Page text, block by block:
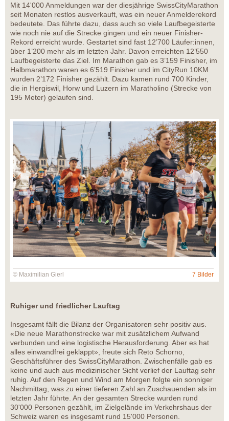
Mit 14'000 Anmeldungen war der diesjährige SwissCityMarathon
seit Monaten restlos ausverkauft, was ein neuer Anmelderekord
bedeutete. Das führte dazu, dass auch so viele Laufbegeisterte
wie noch nie auf die Strecke gingen und ein neuer Finisher-
Rekord erreicht wurde. Gestartet sind fast 12’700 Läufer:innen,
über 1’200 mehr als im letzten Jahr. Davon erreichten 12’550
Laufbegeisterte das Ziel. Im Marathon gab es 3’159 Finisher, im
Halbmarathon waren es 6’519 Finisher und im CityRun 10KM
wurden 2’172 Finisher gezählt. Dazu kamen rund 700 Kinder,
die in Hergiswil, Horw und Luzern im Maratholino (Strecke von
195 Meter) gelaufen sind.
© Maximilian Gierl 7 Bilder
Ruhiger und friedlicher Lauftag
Insgesamt fällt die Bilanz der Organisatoren sehr positiv aus.
«Die neue Marathonstrecke war mit zusätzlichem Aufwand
verbunden und eine logistische Herausforderung. Aber es hat
alles einwandfrei geklappt», freute sich Reto Schorno,
Geschäftsführer des SwissCityMarathon. Zwischenfälle gab es
keine und auch aus medizinischer Sicht verlief der Lauftag sehr
ruhig. Auf den Regen und Wind am Morgen folgte ein sonniger
Nachmittag, was zu einer tieferen Zahl an Zuschauenden als im
letzten Jahr führte. An der gesamten Strecke wurden rund
30'000 Personen gezählt, im Zielgelände im Verkehrshaus der
Schweiz waren es insgesamt rund 15'000 Personen.